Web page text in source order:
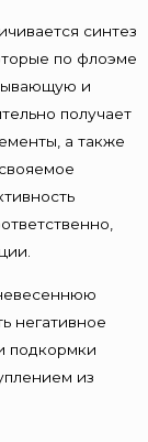
синтез
по флоэме
и
получает
а также
негативное
подкормки
из